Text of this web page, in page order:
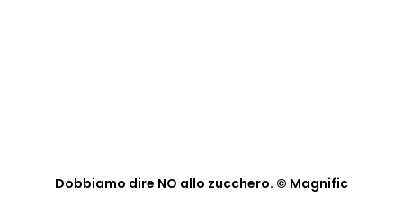
Dobbiamo dire NO allo zucchero. © Magnific